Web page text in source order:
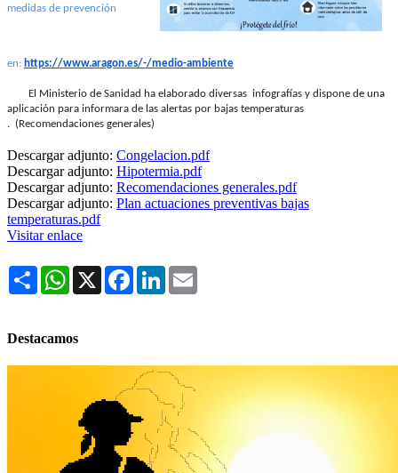
medidas de prevención
en: https://www.aragon.es/-/medio-ambiente
El Ministerio de Sanidad ha elaborado diversas infografías y dispone de una
aplicación para informara de las alertas por bajas temperaturas
(Recomendaciones generales)
Descargar adjunto: Congelacion.pdf
Descargar adjunto: Hipotermia.pdf
Descargar adjunto: Recomendaciones generales.pdf
Descargar adjunto: Plan actuaciones preventivas bajas
temperaturas.pdf
Visitar enlace
Share WhatsApp
X FacebookLinkedIn
Destacamos